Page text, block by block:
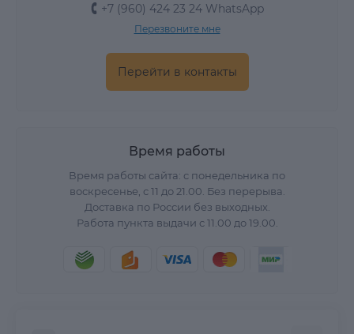
+7 (960) 424 23 24 WhatsApp
Перезвоните мне
Перейти в контакты
Время работы
Время работы сайта: с понедельника по
воскресенье, с 11 до 21.00. Без перерыва.
Доставка по России без выходных.
Работа пункта выдачи с 11.00 до 19.00.